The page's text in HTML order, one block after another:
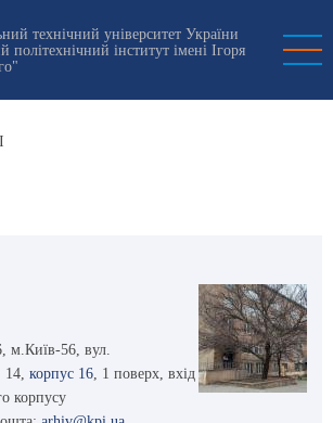
технічний університет України
політехнічний інститут імені Ігоря
м.Київ-56, вул.
14, корпус 16, 1 поверх, вхід
корпусу